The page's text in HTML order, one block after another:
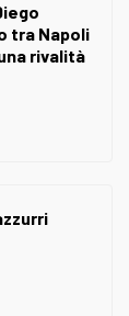
tra Napoli
rivalità